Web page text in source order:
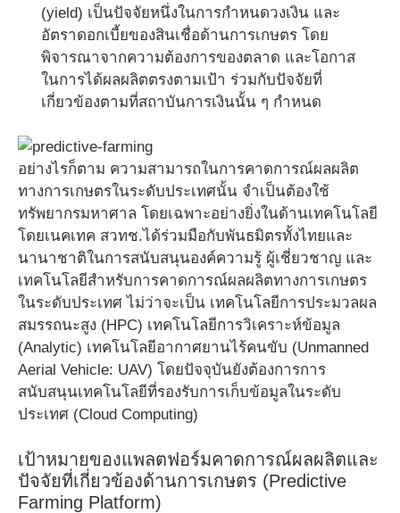
(yield) เป็นปัจจัยหนึ่งในการกำหนดวงเงิน และ
อัตราดอกเบี้ยของสินเชื่อด้านการเกษตร โดย
พิจารณาจากความต้องการของตลาด และโอกาส
ในการได้ผลผลิตตรงตามเป้า ร่วมกับปัจจัยที่
เกี่ยวข้องตามที่สถาบันการเงินนั้น ๆ กำหนด
อย่างไรก็ตาม ความสามารถในการคาดการณ์ผลผลิต
ทางการเกษตรในระดับประเทศนั้น จำเป็นต้องใช้
ทรัพยากรมหาศาล โดยเฉพาะอย่างยิ่งในด้านเทคโนโลยี
โดยเนคเทค สวทช.ได้ร่วมมือกับพันธมิตรทั้งไทยและ
นานาชาติในการสนับสนุนองค์ความรู้ ผู้เชี่ยวชาญ และ
เทคโนโลยีสำหรับการคาดการณ์ผลผลิตทางการเกษตร
ในระดับประเทศ ไม่ว่าจะเป็น เทคโนโลยีการประมวลผล
สมรรถนะสูง (HPC) เทคโนโลยีการวิเคราะห์ข้อมูล
(Analytic) เทคโนโลยีอากาศยานไร้คนขับ (Unmanned
Aerial Vehicle: UAV) โดยปัจจุบันยังต้องการการ
สนับสนุนเทคโนโลยีที่รองรับการเก็บข้อมูลในระดับ
ประเทศ (Cloud Computing)
เป้าหมายของแพลตฟอร์มคาดการณ์ผลผลิตและ
ปัจจัยที่เกี่ยวข้องด้านการเกษตร (Predictive
Farming Platform)